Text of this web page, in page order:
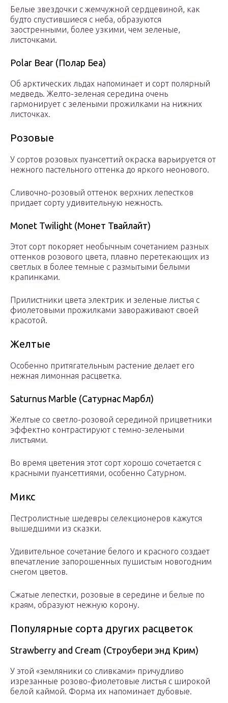
Белые звездочки с жемчужной сердцевиной, как
будто спустившиеся с неба, образуются
заостренными, более узкими, чем зеленые,
листочками.
Polar Bear (Полар Беа)
Об арктических льдах напоминает и сорт полярный
медведь. Желто-зеленая середина очень
гармонирует с зелеными прожилками на нижних
листочках.
Розовые
У сортов розовых пуансеттий окраска варьируется от
нежного пастельного оттенка до яркого неонового.
Сливочно-розовый оттенок верхних лепестков
придает сорту удивительную нежность.
Monet Twilight (Монет Твайлайт)
Этот сорт покоряет необычным сочетанием разных
оттенков розового цвета, плавно перетекающих из
светлых в более темные с размытыми белыми
крапинками.
Прилистники цвета электрик и зеленые листья с
фиолетовыми прожилками завораживают своей
красотой.
Желтые
Особенно притягательным растение делает его
нежная лимонная расцветка.
Saturnus Marble (Сатурнас Марбл)
Желтые со светло-розовой серединой прицветники
эффектно контрастируют с темно-зелеными
листьями.
Во время цветения этот сорт хорошо сочетается с
красными пуансеттиями, особенно Сатурном.
Микс
Пестролистные шедевры селекционеров кажутся
вышедшими из сказки.
Удивительное сочетание белого и красного создает
впечатление запорошенных пушистым новогодним
снегом цветов.
Сжатые лепестки, розовые в середине и белые по
краям, образуют нежную корону.
Популярные сорта других расцветок
Strawberry and Cream (Строубери энд Крим)
У этой «земляники со сливками» причудливо
изрезанные розово-фиолетовые листья с широкой
белой каймой. Форма их напоминает дубовые.